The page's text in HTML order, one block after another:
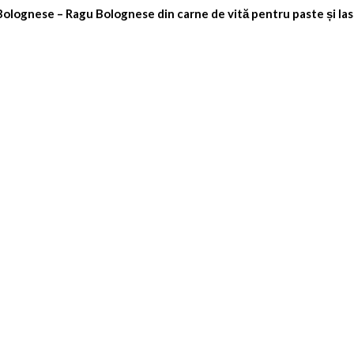
– Ragu Bolognese din carne de vită pentru paste și